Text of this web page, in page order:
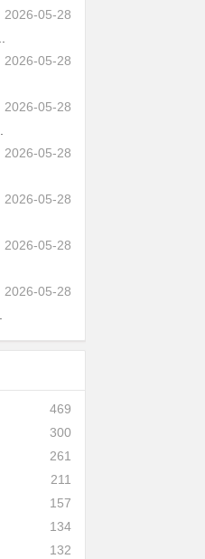
2026-05-28
2026-05-28
2026-05-28
2026-05-28
2026-05-28
2026-05-28
2026-05-28
469
300
261
211
157
134
132